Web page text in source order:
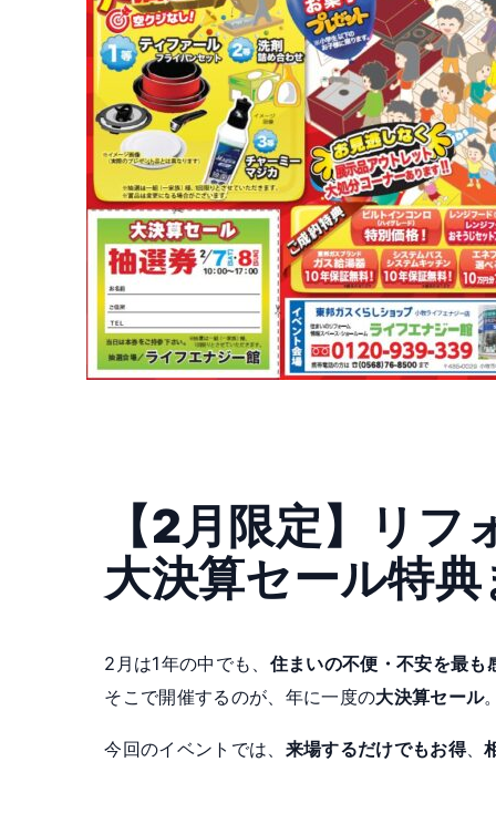
【2月限定】リフ
大決算セール特
2月は1年の中でも、 住まいの不便・不安を最も
そこで開催するのが、年に一度の大決算セール
今回のイベントでは、 来場するだけでもお得、